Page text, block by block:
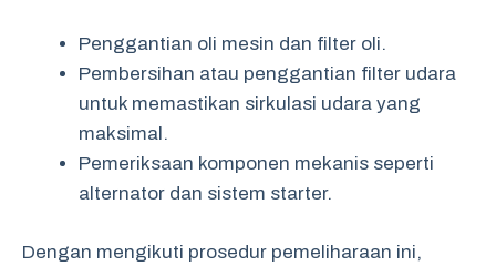
Penggantian oli mesin dan filter oli.
Pembersihan atau penggantian filter udara
untuk memastikan sirkulasi udara yang
maksimal.
Pemeriksaan komponen mekanis seperti
alternator dan sistem starter.
Dengan mengikuti prosedur pemeliharaan ini,